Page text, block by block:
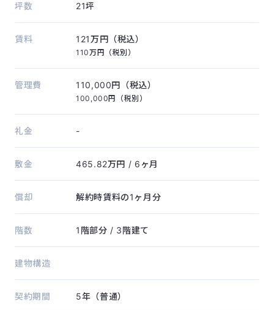
坪数 21坪
賃料 121万円（税込）
110万円（税別）
管理費 110,000円（税込）
100,000円（税別）
礼金 -
敷金 465.82万円 / 6ヶ月
償却 解約時賃料の1ヶ月分
階数 1階部分 / 3階建て
建物構造
契約期間 5年（普通）